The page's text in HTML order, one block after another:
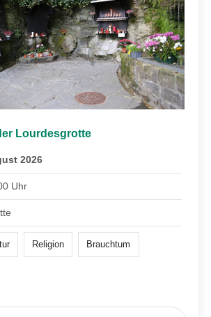
Lourdesgrotte
2026
Uhr
Religion Brauchtum